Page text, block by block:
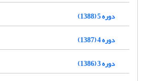
دوره 5 (1388)
دوره 4 (1387)
دوره 3 (1386)